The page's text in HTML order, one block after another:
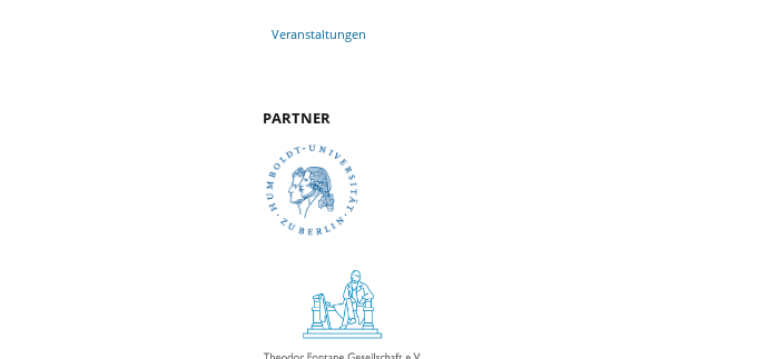
Veranstaltungen
PARTNER